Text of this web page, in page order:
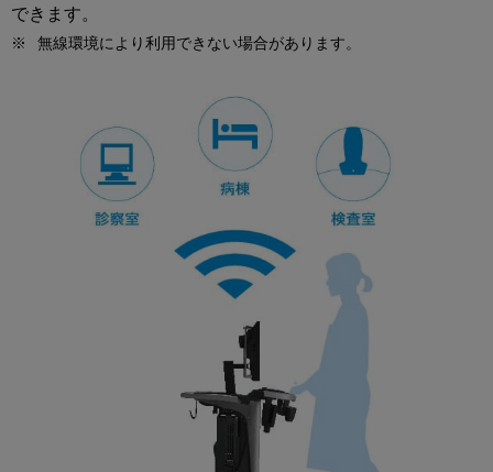
できます。
※ 無線環境により利用できない場合があります。